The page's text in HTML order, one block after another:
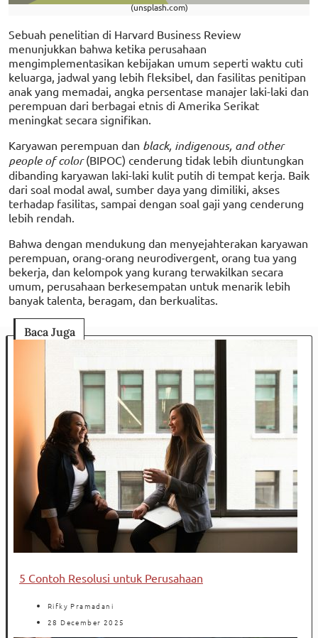
(unsplash.com)
Sebuah penelitian di Harvard Business Review
menunjukkan bahwa ketika perusahaan
mengimplementasikan kebijakan umum seperti waktu cuti
keluarga, jadwal yang lebih fleksibel, dan fasilitas penitipan
anak yang memadai, angka persentase manajer laki-laki dan
perempuan dari berbagai etnis di Amerika Serikat
meningkat secara signifikan.
Karyawan perempuan dan black, indigenous, and other
people of color(BIPOC) cenderung tidak lebih diuntungkan
dibanding karyawan laki-laki kulit putih di tempat kerja. Baik
dari soal modal awal, sumber daya yang dimiliki, akses
terhadap fasilitas, sampai dengan soal gaji yang cenderung
lebih rendah.
Bahwa dengan mendukung dan menyejahterakan karyawan
perempuan, orang-orang neurodivergent, orang tua yang
bekerja, dan kelompok yang kurang terwakilkan secara
umum, perusahaan berkesempatan untuk menarik lebih
banyak talenta, beragam, dan berkualitas.
Baca Juga
5 Contoh Resolusi untuk Perusahaan
Rifky Pramadani
28 December 2025